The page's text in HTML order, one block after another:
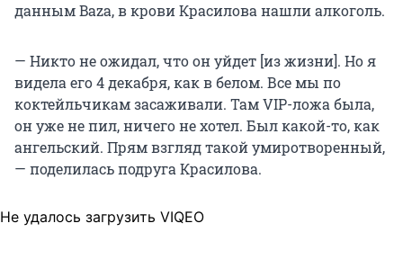
данным Baza, в крови Красилова нашли алкоголь.
— Никто не ожидал, что он уйдет [из жизни]. Но я
видела его 4 декабря, как в белом. Все мы по
коктейльчикам засаживали. Там VIP-ложа была,
он уже не пил, ничего не хотел. Был какой-то, как
ангельский. Прям взгляд такой умиротворенный,
— поделилась подруга Красилова.
Не удалось загрузить VIQEO